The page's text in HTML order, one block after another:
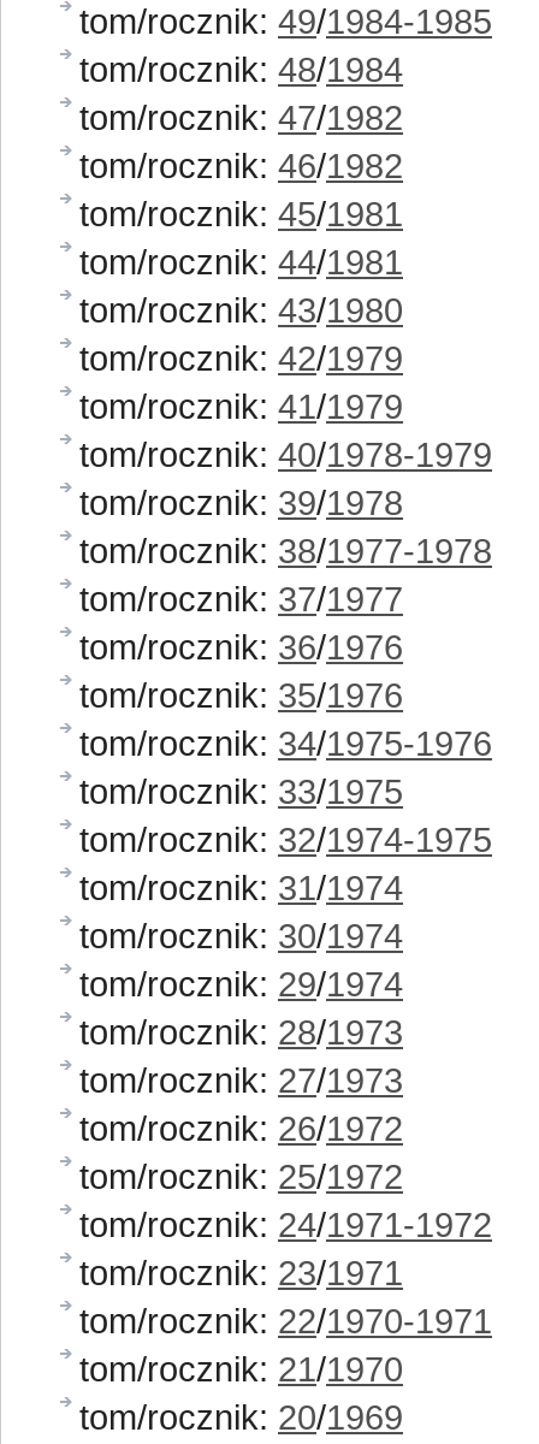
tom/rocznik: 49/1984-1985
tom/rocznik: 48/1984
tom/rocznik: 47/1982
tom/rocznik: 46/1982
tom/rocznik: 45/1981
tom/rocznik: 44/1981
tom/rocznik: 43/1980
tom/rocznik: 42/1979
tom/rocznik: 41/1979
tom/rocznik: 40/1978-1979
tom/rocznik: 39/1978
tom/rocznik: 38/1977-1978
tom/rocznik: 37/1977
tom/rocznik: 36/1976
tom/rocznik: 35/1976
tom/rocznik: 34/1975-1976
tom/rocznik: 33/1975
tom/rocznik: 32/1974-1975
tom/rocznik: 31/1974
tom/rocznik: 30/1974
tom/rocznik: 29/1974
tom/rocznik: 28/1973
tom/rocznik: 27/1973
tom/rocznik: 26/1972
tom/rocznik: 25/1972
tom/rocznik: 24/1971-1972
tom/rocznik: 23/1971
tom/rocznik: 22/1970-1971
tom/rocznik: 21/1970
tom/rocznik: 20/1969